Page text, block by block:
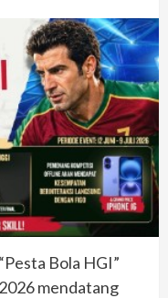
Bola HGI”
mendatang